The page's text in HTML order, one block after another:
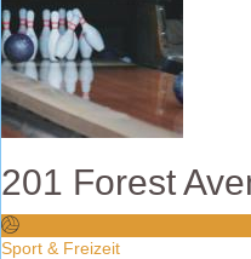
201 Forest
Sport & Freizeit